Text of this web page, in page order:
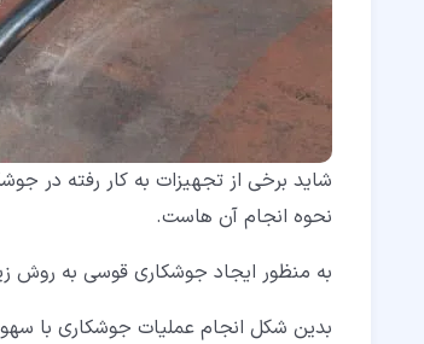
شاید برخی از تجهیزات به کار رفته در
نحوه انجام آن هاست.
به منظور ایجاد جوشکاری قوسی به روش
بدین شکل انجام عملیات جوشکاری با